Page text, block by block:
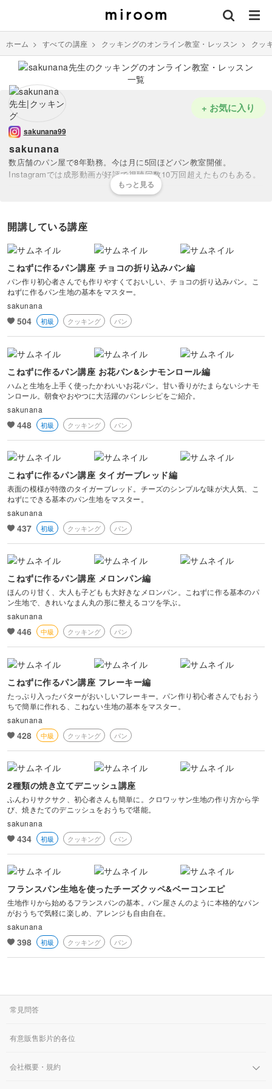
ホーム > すべての講座 > クッキングのオンライン教室・レッスン > クッ
sakunana
sakunana99
数店舗のパン屋で8年勤務。今は月に5回ほどパン教室開催。
Instagramでは成形動画が好評で視聴回数10万回超えたものもある。
+ お気に入り
開講している講座
こねずに作るパン講座 チョコの折り込みパン編
パン作り初心者さんでも作りやすくておいしい、チョコの折り込みパン。こ
ねずに作るパン生地の基本をマスター。
sakunana
504 初級 クッキング パン
こねずに作るパン講座 お花パン&シナモンロール編
ハムと生地を上手く使ったかわいいお花パン。甘い香りがたまらないシナモ
ンロール。朝食やおやつに大活躍のパンレシピをご紹介。
sakunana
448 初級 クッキング パン
こねずに作るパン講座 タイガーブレッド編
表面の模様が特徴のタイガーブレッド。チーズのシンプルな味が大人気、こ
ねずにできる基本のパン生地をマスター。
sakunana
437 初級 クッキング パン
こねずに作るパン講座 メロンパン編
ほんのり甘く、大人も子どもも大好きなメロンパン。こねずに作る基本のパ
ン生地で、きれいなまん丸の形に整えるコツを学ぶ。
sakunana
446 中級 クッキング パン
こねずに作るパン講座 フレーキー編
たっぷり入ったバターがおいしいフレーキー。パン作り初心者さんでもおう
ちで簡単に作れる、こねない生地の基本をマスター。
sakunana
428 中級 クッキング パン
2種類の焼き立てデニッシュ講座
ふんわりサクサク、初心者さんも簡単に。クロワッサン生地の作り方から学
び、焼きたてのデニッシュをおうちで堪能。
sakunana
434 初級 クッキング パン
フランスパン生地を使ったチーズクッペ&ベーコンエピ
生地作りから始めるフランスパンの基本。パン屋さんのように本格的なパン
がおうちで気軽に楽しめ、アレンジも自由自在。
sakunana
398 初級 クッキング パン
常見問答
有意販售影片的各位
会社概要・規約